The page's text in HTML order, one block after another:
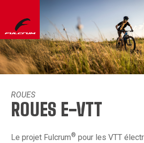
ROUES
ROUES E-VTT
Le projet Fulcrum® pour les VTT